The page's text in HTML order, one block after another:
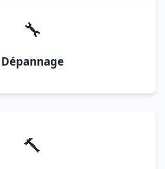
🔧
Dépannage
🔨